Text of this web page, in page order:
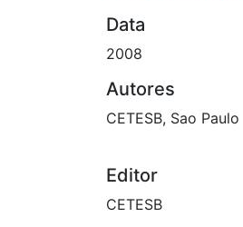
Data
2008
Autores
CETESB, Sao Paulo
Editor
CETESB